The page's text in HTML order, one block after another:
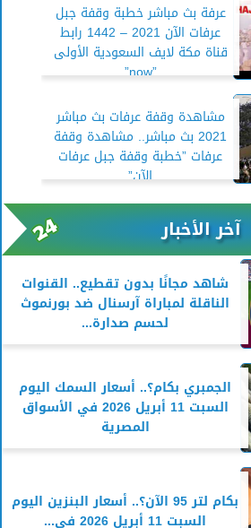
عرفة بث مباشر خطبة وقفة جبل
عرفات الآن 2021 – 1442 رابط
قناة مكة لايف السعودية الأولى
”now”
مشاهدة وقفة عرفات بث مباشر
2021 بث مباشر.. مشاهدة وقفة
عرفات ”خطبة وقفة جبل عرفات
الآن”
آخر الأخبار
شاهد مجانًا بدون تقطيع.. القنوات
الناقلة لمباراة آرسنال ضد بورنموث
لحسم صدارة...
الجمبري بكام؟.. أسعار السمك اليوم
السبت 11 أبريل 2026 في الأسواق
المصرية
بكام لتر 95 الآن؟.. أسعار البنزين اليوم
السبت 11 أبريل 2026 في...